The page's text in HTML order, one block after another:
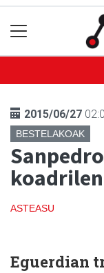
2015/06/27
BESTELAKOAK
ASTEASU
Eguerdian